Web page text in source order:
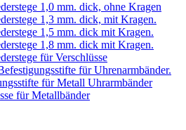
1,0 mm. dick, ohne Kragen
1,3 mm. dick, mit Kragen.
1,5 mm. dick mit Kragen.
1,8 mm. dick mit Kragen.
für Verschlüsse
für Uhrenarmbänder.
für Metall Uhrarmbänder
für Metallbänder